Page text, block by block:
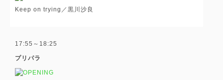
Keep on trying／黒川沙良
17:55～18:25
プリパラ